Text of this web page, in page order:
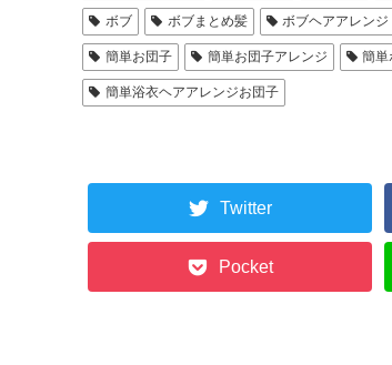
ボブ ボブまとめ髪 ボブヘアアレンジ
簡単お団子 簡単お団子アレンジ 簡単
簡単浴衣ヘアアレンジお団子
Twitter
Pocket